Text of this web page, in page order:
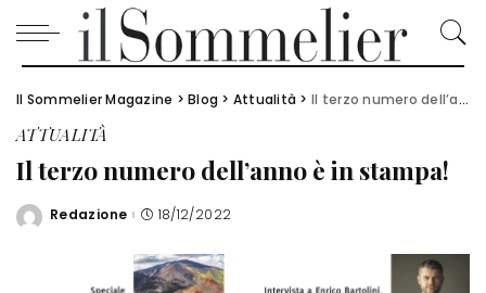
Il Sommelier Magazine >Blog > Attualità > Il terzo numero dell’anno è in stampa!
ATTUALITÀ
Il terzo numero dell’anno è in stampa!
Posted
Redazione 18/12/2022